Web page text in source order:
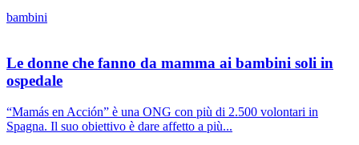
bambini
Le donne che fanno da mamma ai bambini soli in
ospedale
“Mamás en Acción” è una ONG con più di 2.500 volontari in
Spagna. Il suo obiettivo è dare affetto a più...